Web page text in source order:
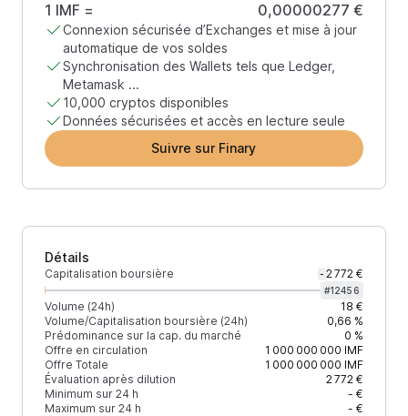
1 IMF = 0,00000277 €
Connexion sécurisée d’Exchanges et mise à jour
automatique de vos soldes
Synchronisation des Wallets tels que Ledger,
Metamask ...
10,000 cryptos disponibles
Données sécurisées et accès en lecture seule
Suivre sur Finary
Détails
Capitalisation boursière - 2 772 €
#12456
Volume (24h)
18 €
Volume/Capitalisation boursière (24h)
0,66 %
Prédominance sur la cap. du marché
0 %
Offre en circulation
1 000 000 000 IMF
Offre Totale
1 000 000 000 IMF
Évaluation après dilution
2 772 €
Minimum sur 24 h
- €
Maximum sur 24 h
- €